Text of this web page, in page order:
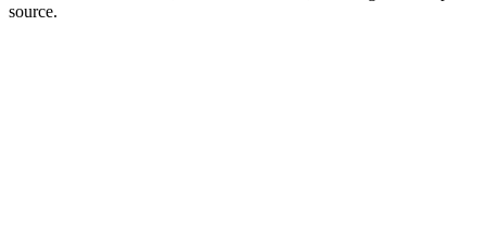
source.